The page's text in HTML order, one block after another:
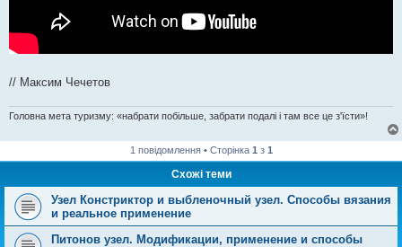
// Максим Чечетов
Головна мета туризму: «набрати побільше, забрати подалі і там все це з'їсти»!
1 повідомлення • Сторінка 1 з 1
Схожі теми
Узел Констриктор и выбленочный узел. Способы вязания
и реальное применение
Питонов узел. Модификации, применение и способы